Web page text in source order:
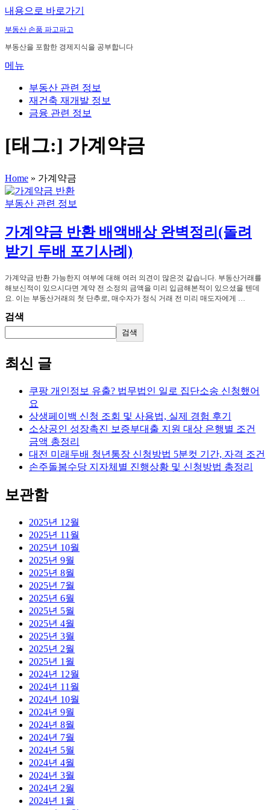
내용으로 바로가기
부동산 손품 파고파고
부동산을 포함한 경제지식을 공부합니다
메뉴
부동산 관련 정보
재건축 재개발 정보
금융 관련 정보
[태그:] 가계약금
Home » 가계약금
부동산 관련 정보
가계약금 반환 배액배상 완벽정리(돌려
받기 두배 포기사례)
가계약금 반환 가능한지 여부에 대해 여러 의견이 많은것 같습니다. 부동산거래를
해보신적이 있으시다면 계약 전 소정의 금액을 미리 입금해본적이 있으셨을 텐데
요. 이는 부동산거래의 첫 단추로, 매수자가 정식 거래 전 미리 매도자에게 …
검색
검색
최신 글
쿠팡 개인정보 유출? 법무법인 일로 집단소송 신청했어
요
상생페이백 신청 조회 및 사용법, 실제 경험 후기
소상공인 성장촉진 보증부대출 지원 대상 은행별 조건
금액 총정리
대전 미래두배 청년통장 신청방법 5분컷 기간, 자격 조건
손주돌봄수당 지자체별 진행상황 및 신청방법 총정리
보관함
2025년 12월
2025년 11월
2025년 10월
2025년 9월
2025년 8월
2025년 7월
2025년 6월
2025년 5월
2025년 4월
2025년 3월
2025년 2월
2025년 1월
2024년 12월
2024년 11월
2024년 10월
2024년 9월
2024년 8월
2024년 7월
2024년 5월
2024년 4월
2024년 3월
2024년 2월
2024년 1월